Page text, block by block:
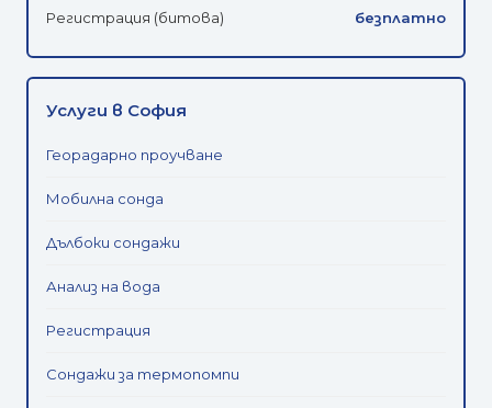
Регистрация (битова) безплатно
Услуги в София
Георадарно проучване
Мобилна сонда
Дълбоки сондажи
Анализ на вода
Регистрация
Сондажи за термопомпи